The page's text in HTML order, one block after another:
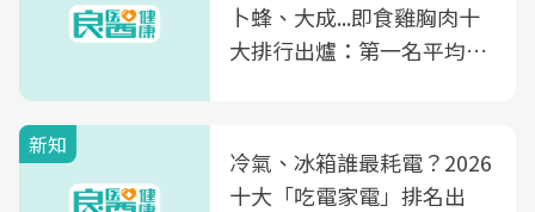
卜蜂、大成...即食雞胸肉十
大排行出爐：第一名平均一
新知
冷氣、冰箱誰最耗電？2026
十大「吃電家電」排名出